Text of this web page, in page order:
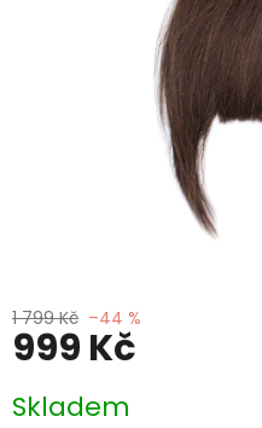
1 799 Kč –44 %
999 Kč
cena:
Skladem